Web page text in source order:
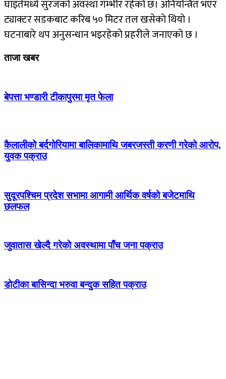
घाइतेमध्ये सुरजको अवस्था गम्भीर रहेको छ। अनियन्त्रित भएर
ट्याक्टर सडकबाट करिब ५० मिटर तल खसेको थियो ।
घटनाबारे थप अनुसन्धान भइरहेको प्रहरीले जनाएको छ ।
ताजा खबर
बेपत्ता भण्डारी टीकापुरमा मृत फेला
कैलालीको बर्दगोरियामा बालिकामाथि जबरजस्ती करणी गरेको आरोप,
युवक पक्राउ
सुदूरपश्चिम प्रदेश सभामा आगामी आर्थिक वर्षको बजेटमाथि
छलफल
जुवातास खेल्दै गरेको अवस्थामा पाँच जना पक्राउ
डोटीका बासिन्दा भरुवा बन्दुक सहित पक्राउ